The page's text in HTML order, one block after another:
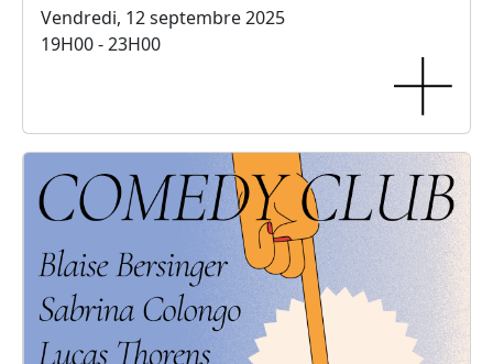
Vendredi, 12 septembre 2025
19H00 - 23H00